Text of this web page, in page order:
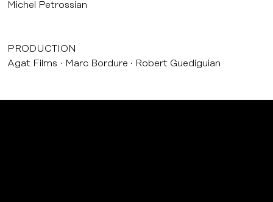
Michel Petrossian
PRODUCTION
Agat Films
Marc Bordure Robert Guediguian